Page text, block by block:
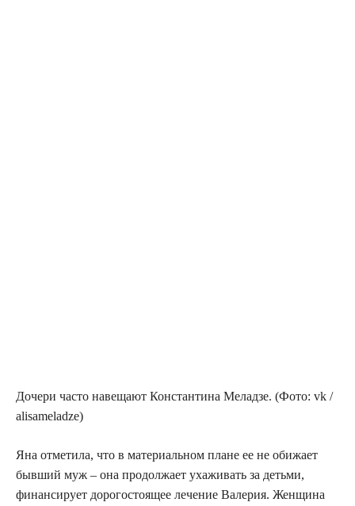
Доче­ри часто наве­ща­ют Кон­стан­ти­на Мелад­зе. (Фото: vk /
alisameladze)
Яна отме­ти­ла, что в мате­ри­аль­ном плане ее не оби­жа­ет
быв­ший муж – она ​​про­дол­жа­ет уха­жи­вать за детьми,
финан­си­ру­ет доро­го­сто­я­щее лече­ние Вале­рия. Жен­щи­на